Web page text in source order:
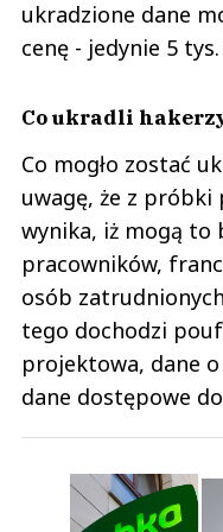
ukradzione dane
cenę - jedynie 5
Co ukradli
Co mogło zostać
uwagę, że z
wynika, iż mogą to
pracowników,
osób
tego dochodzi
projektowa, dane
dane dostępowe